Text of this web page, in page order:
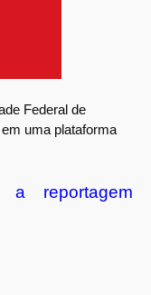
Federal de
uma plataforma
a reportagem